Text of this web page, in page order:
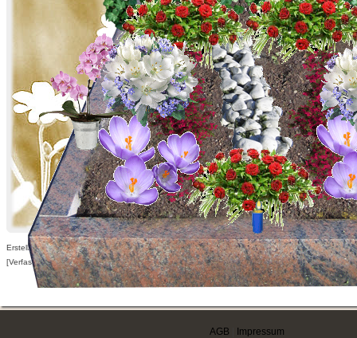
Erstellt am 08.03.2018,
[Verfasser nur für angemeldete Benutzer sichtbar]
AGB Impressum